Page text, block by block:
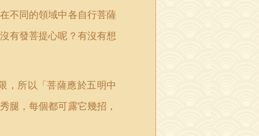
不同的領域中各自行菩薩
有發菩提心呢？有沒有想
，所以「菩薩應於五明中
腿，每個都可露它幾招，